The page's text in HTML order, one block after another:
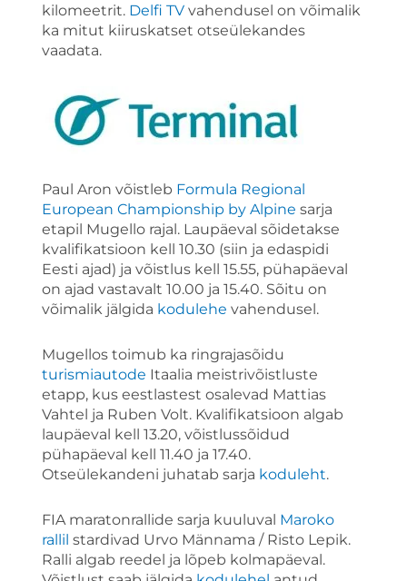
kilomeetrit. Delfi TV vahendusel on võimalik
ka mitut kiiruskatset otseülekandes
vaadata.
Paul Aron võistleb Formula Regional
European Championship by Alpinesarja
etapil Mugello rajal. Laupäeval sõidetakse
kvalifikatsioon kell 10.30 (siin ja edaspidi
Eesti ajad) ja võistlus kell 15.55, pühapäeval
on ajad vastavalt 10.00 ja 15.40. Sõitu on
võimalik jälgida kodulehevahendusel.
Mugellos toimub ka ringrajasõidu
turismiautode Itaalia meistrivõistluste
etapp, kus eestlastest osalevad Mattias
Vahtel ja Ruben Volt. Kvalifikatsioon algab
laupäeval kell 13.20, võistlussõidud
pühapäeval kell 11.40 ja 17.40.
Otseülekandeni juhatab sarja koduleht.
FIA maratonrallide sarja kuuluval Maroko
rallilstardivad Urvo Männama / Risto Lepik.
Ralli algab reedel ja lõpeb kolmapäeval.